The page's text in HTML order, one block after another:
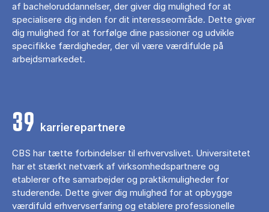
af bacheloruddannelser, der giver dig mulighed for at
specialisere dig inden for dit interesseområde. Dette giver
dig mulighed for at forfølge dine passioner og udvikle
specifikke færdigheder, der vil være værdifulde på
arbejdsmarkedet.
39 karrierepartnere
CBS har tætte forbindelser til erhvervslivet. Universitetet
har et stærkt netværk af virksomhedspartnere og
etablerer ofte samarbejder og praktikmuligheder for
studerende. Dette giver dig mulighed for at opbygge
værdifuld erhvervserfaring og etablere professionelle